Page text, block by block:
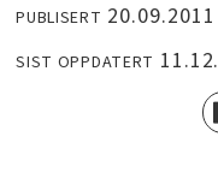
PUBLISERT
SIST OPPDATERT